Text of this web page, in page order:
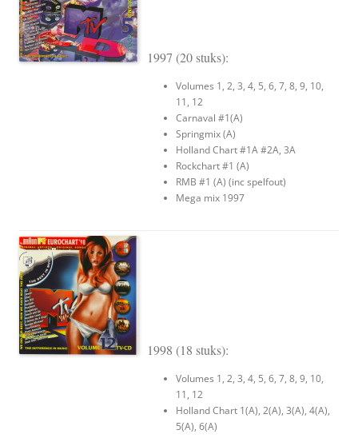
1997 (20 stuks):
Volumes 1, 2, 3, 4, 5, 6, 7, 8, 9, 10,
11, 12
Carnaval #1(A)
Springmix (A)
Holland Chart #1A #2A, 3A
Rockchart #1 (A)
RMB #1 (A) (inc spelfout)
Mega mix 1997
1998 (18 stuks):
Volumes 1, 2, 3, 4, 5, 6, 7, 8, 9, 10,
11, 12
Holland Chart 1(A), 2(A), 3(A), 4(A),
5(A), 6(A)